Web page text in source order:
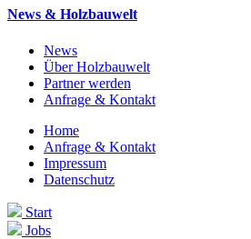
News & Holzbauwelt
News
Über Holzbauwelt
Partner werden
Anfrage & Kontakt
Home
Anfrage & Kontakt
Impressum
Datenschutz
Start
Jobs